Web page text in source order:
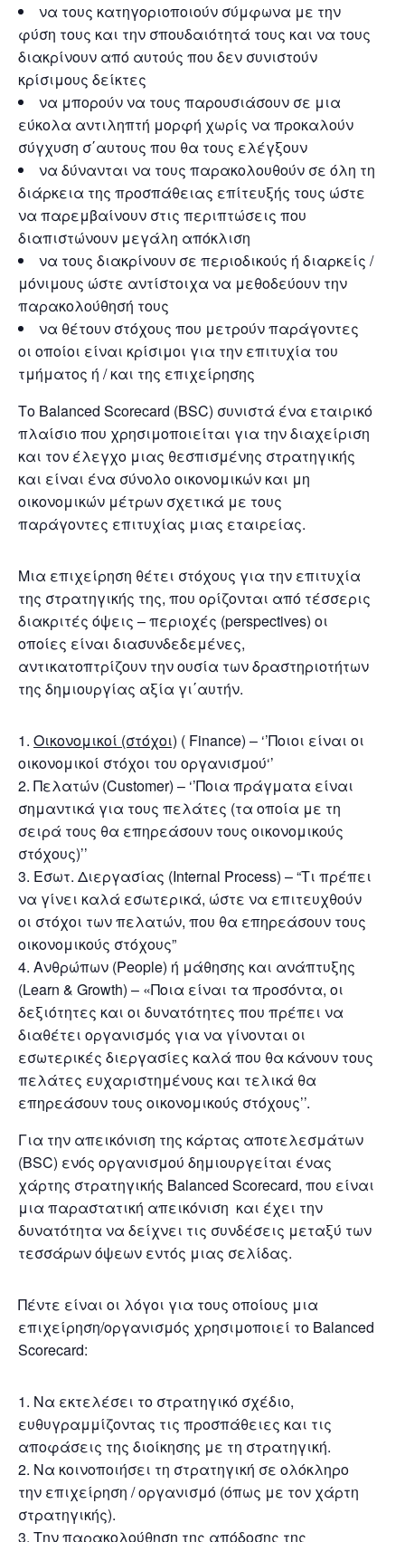
να τους κατηγοριοποιούν σύμφωνα με την
φύση τους και την σπουδαιότητά τους και να τους
διακρίνουν από αυτούς που δεν συνιστούν
κρίσιμους δείκτες
να μπορούν να τους παρουσιάσουν σε μια
εύκολα αντιληπτή μορφή χωρίς να προκαλούν
σύγχυση σ΄αυτους που θα τους ελέγξουν
να δύνανται να τους παρακολουθούν σε όλη τη
διάρκεια της προσπάθειας επίτευξής τους ώστε
να παρεμβαίνουν στις περιπτώσεις που
διαπιστώνουν μεγάλη απόκλιση
να τους διακρίνουν σε περιοδικούς ή διαρκείς /
μόνιμους ώστε αντίστοιχα να μεθοδεύουν την
παρακολούθησή τους
να θέτουν στόχους που μετρούν παράγοντες
οι οποίοι είναι κρίσιμοι για την επιτυχία του
τμήματος ή / και της επιχείρησης
Το Balanced Scorecard (BSC) συνιστά ένα εταιρικό
πλαίσιο που χρησιμοποιείται για την διαχείριση
και τον έλεγχο μιας θεσπισμένης στρατηγικής
και είναι ένα σύνολο οικονομικών και μη
οικονομικών μέτρων σχετικά με τους
παράγοντες επιτυχίας μιας εταιρείας.
Μια επιχείρηση θέτει στόχους για την επιτυχία
της στρατηγικής της, που ορίζονται από τέσσερις
διακριτές όψεις – περιοχές (perspectives) οι
οποίες είναι διασυνδεδεμένες,
αντικατοπτρίζουν την ουσία των δραστηριοτήτων
της δημιουργίας αξία γι΄αυτήν.
Οικονομικοί (στόχοι) ( Finance) – ‘’Ποιοι είναι οι
οικονομικοί στόχοι του οργανισμού‘’
Πελατών (Customer) – ‘’Ποια πράγματα είναι
σημαντικά για τους πελάτες (τα οποία με τη
σειρά τους θα επηρεάσουν τους οικονομικούς
στόχους)’’
Εσωτ. Διεργασίας (Internal Process) – “Τι πρέπει
να γίνει καλά εσωτερικά, ώστε να επιτευχθούν
οι στόχοι των πελατών, που θα επηρεάσουν τους
οικονομικούς στόχους”
Ανθρώπων (People) ή μάθησης και ανάπτυξης
(Learn & Growth) – «Ποια είναι τα προσόντα, οι
δεξιότητες και οι δυνατότητες που πρέπει να
διαθέτει οργανισμός για να γίνονται οι
εσωτερικές διεργασίες καλά που θα κάνουν τους
πελάτες ευχαριστημένους και τελικά θα
επηρεάσουν τους οικονομικούς στόχους’’.
Για την απεικόνιση της κάρτας αποτελεσμάτων
(BSC) ενός οργανισμού δημιουργείται ένας
χάρτης στρατηγικής Balanced Scorecard, που είναι
μια παραστατική απεικόνιση και έχει την
δυνατότητα να δείχνει τις συνδέσεις μεταξύ των
τεσσάρων όψεων εντός μιας σελίδας.
Πέντε είναι οι λόγοι για τους οποίους μια
επιχείρηση/οργανισμός χρησιμοποιεί το Balanced
Scorecard:
Να εκτελέσει το στρατηγικό σχέδιο,
ευθυγραμμίζοντας τις προσπάθειες και τις
αποφάσεις της διοίκησης με τη στρατηγική.
Να κοινοποιήσει τη στρατηγική σε ολόκληρο
την επιχείρηση / οργανισμό (όπως με τον χάρτη
στρατηγικής).
Την παρακολούθηση της απόδοσης της